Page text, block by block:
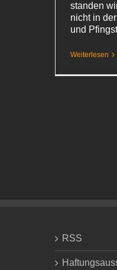
standen
nicht in
und
Weiterlesen
RSS